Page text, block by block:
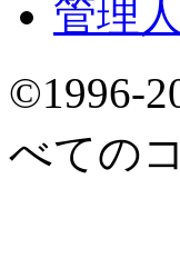
管理
©1996-
べての